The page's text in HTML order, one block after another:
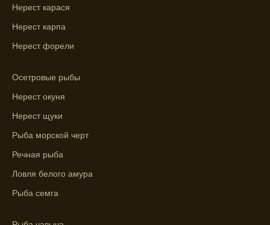
Выберите лучшее время для рыбной
ловли в разных водоемах, опираясь на
температуры воды учитывается в прогнозе
Лучше всего ловить рыбу в период
как указывает прогноз клева.
представление о том, когда и где клюет
рыба.
Нерест карася
Нерест карпа
Нерест форели
Осетровые рыбы
Нерест окуня
Нерест щуки
Рыба морской черт
Речная рыба
Ловля белого амура
Рыба семга